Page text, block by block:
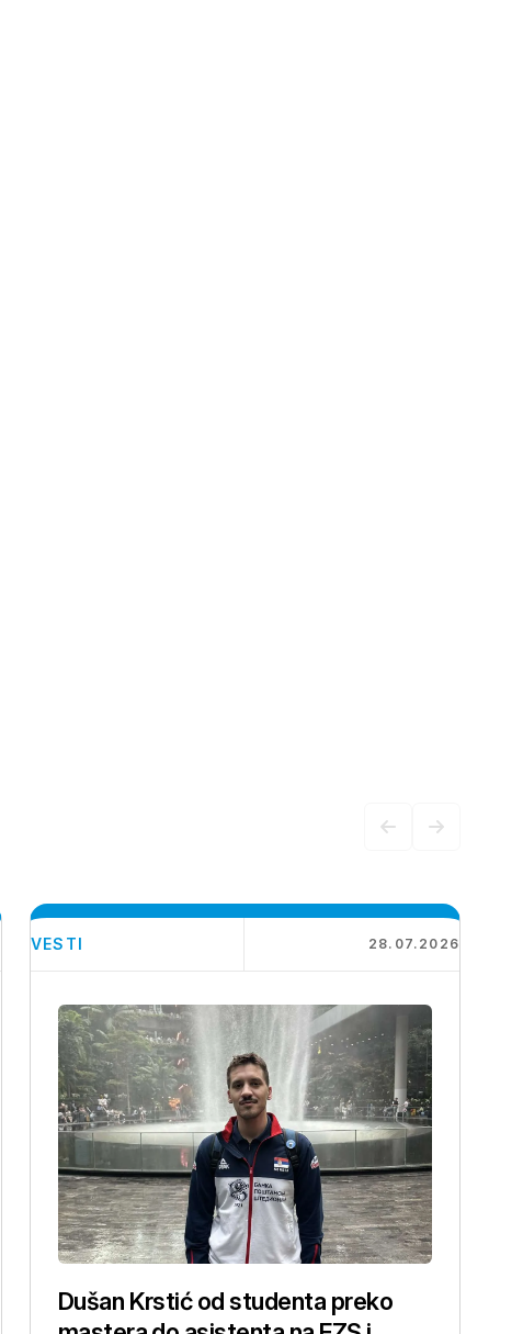
VESTI 28.07.2026
Dušan Krstić od studenta preko